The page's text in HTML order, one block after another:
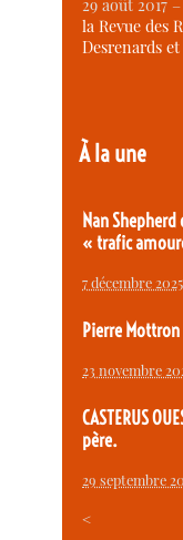
29 août 2017
la Revue des
Desrenards
À la une
Nan
« trafic
7 décembre 2025
Pierre
23 novembre
CASTERUS
père.
29 septembre
<